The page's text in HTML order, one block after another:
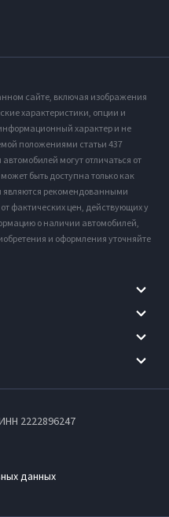
сайте, включая изображения
характеристики, опции и
характер и не
положениями статьи 437
могут отличаться от
быть доступна только как
являются рекомендованными
фактических цен, действующих у
о наличии автомобилей,
и оформления уточняйте
2222896247
данных